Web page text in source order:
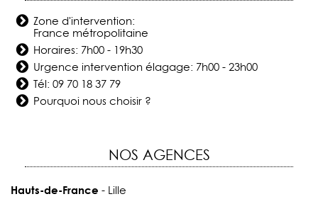
Zone d'intervention:
France métropolitaine
Horaires: 7h00 - 19h30
Urgence intervention élagage: 7h00 - 23h00
Tél:09 70 18 37 79
Pourquoi nous choisir ?
NOS AGENCES
Hauts-de-France - Lille